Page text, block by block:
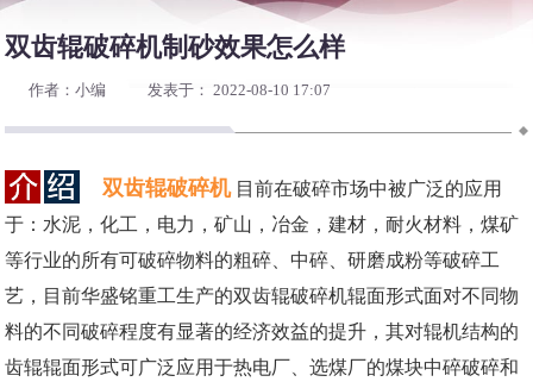
双齿辊破碎机制砂效果怎么样
作者：小编 发表于： 2022-08-10 17:07
双齿辊破碎机 目前在破碎市场中被广泛的应用
于：水泥，化工，电力，矿山，冶金，建材，耐火材料，煤矿
等行业的所有可破碎物料的粗碎、中碎、研磨成粉等破碎工
艺，目前华盛铭重工生产的双齿辊破碎机辊面形式面对不同物
料的不同破碎程度有显著的经济效益的提升，其对辊机结构的
齿辊辊面形式可广泛应用于热电厂、选煤厂的煤块中碎破碎和